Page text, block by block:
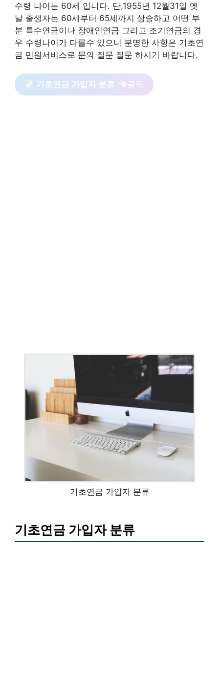
수령 나이는 60세 입니다. 단,1955년 12월31일 옛
날 출생자는 60세부터 65세까지 상승하고 어떤 부
분 특수연금이나 장애인연금 그리고 조기연금의 경
우 수령나이가 다를수 있으니 분명한 사항은 기초연
금 민원서비스로 문의 질문 질문 하시기 바랍니다.
기초연금 가입자 분류 클릭
기초연금 가입자 분류
기초연금 가입자 분류